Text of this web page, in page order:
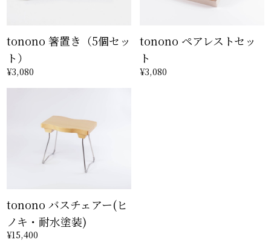
tonono 箸置き（5個セッ
ト）
¥3,080
tonono ペアレストセッ
ト
¥3,080
tonono バスチェアー(ヒ
ノキ・耐水塗装)
¥15,400